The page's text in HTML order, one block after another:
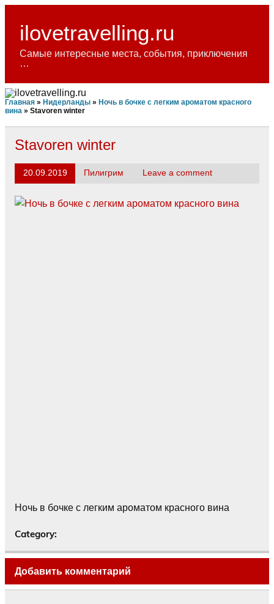
Skip
contentilovetravelling.ru
Самые интересные места, события, приключения
…
Главная » Нидерланды » Ночь в бочке с легким ароматом красного
вина » Stavoren winter
Stavoren winter
20.09.2019 Пилигрим Leave a comment
Ночь в бочке с легким ароматом красного вина
Category:
Добавить комментарий